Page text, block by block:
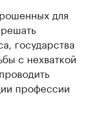
для
государства
с нехваткой
профессии